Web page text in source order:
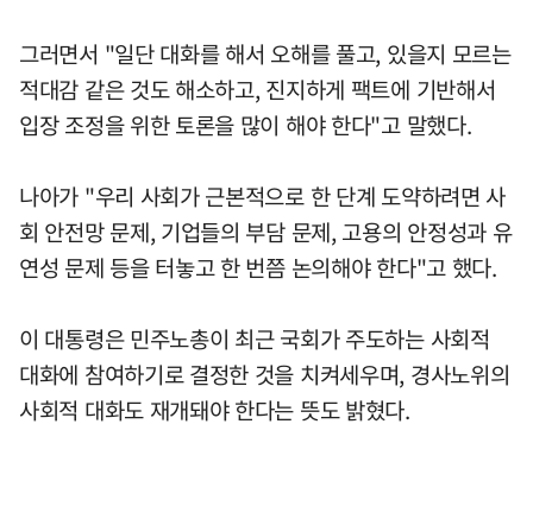
그러면서 "일단 대화를 해서 오해를 풀고, 있을지 모르는
적대감 같은 것도 해소하고, 진지하게 팩트에 기반해서
입장 조정을 위한 토론을 많이 해야 한다"고 말했다.
나아가 "우리 사회가 근본적으로 한 단계 도약하려면 사
회 안전망 문제, 기업들의 부담 문제, 고용의 안정성과 유
연성 문제 등을 터놓고 한 번쯤 논의해야 한다"고 했다.
이 대통령은 민주노총이 최근 국회가 주도하는 사회적
대화에 참여하기로 결정한 것을 치켜세우며, 경사노위의
사회적 대화도 재개돼야 한다는 뜻도 밝혔다.